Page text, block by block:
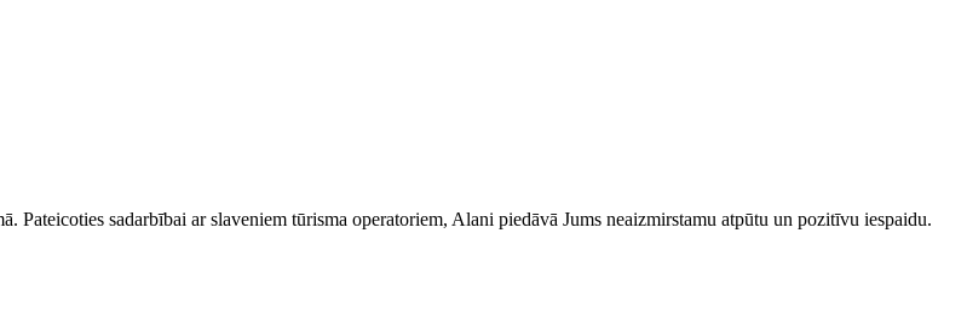
sadarbībai ar slaveniem tūrisma operatoriem, Alani piedāvā Jums neaizmirstamu atpūtu un pozitīvu iespaidu.